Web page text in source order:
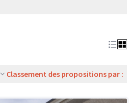
Classement des propositions par :